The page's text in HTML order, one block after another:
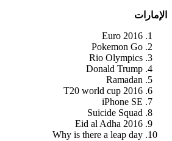
الإمارات
Euro 2016
Pokemon Go
Rio Olympics
Donald Trump
Ramadan
T20 world cup 2016
iPhone SE
Suicide Squad
Eid al Adha 2016
Why is there a leap day